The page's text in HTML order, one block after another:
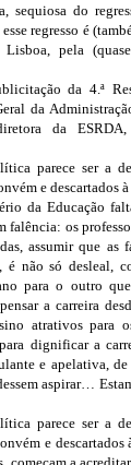
sequiosa do
regresso é
pela
da 4.ª
da
da
parece ser a
e descartados
da Educação
falência: os
assumir que as
é não só desleal,
para o outro
a carreira
atrativos para
dignificar a
e apelativa,
aspirar…
parece ser a
e descartados